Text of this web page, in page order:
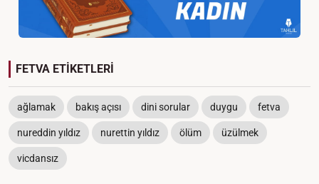
FETVA ETİKETLERİ
ağlamak bakış açısı dini sorular duygu fetva
nureddin yıldız nurettin yıldız ölüm üzülmek
vicdansız